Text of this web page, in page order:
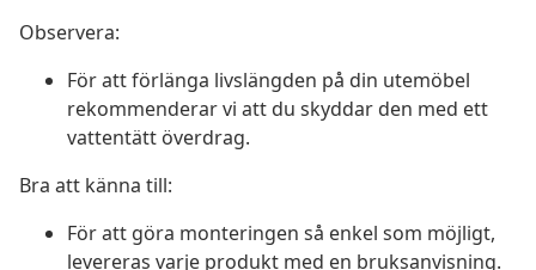
Observera:
För att förlänga livslängden på din utemöbel
rekommenderar vi att du skyddar den med ett
vattentätt överdrag.
Bra att känna till:
För att göra monteringen så enkel som möjligt,
levereras varje produkt med en bruksanvisning.